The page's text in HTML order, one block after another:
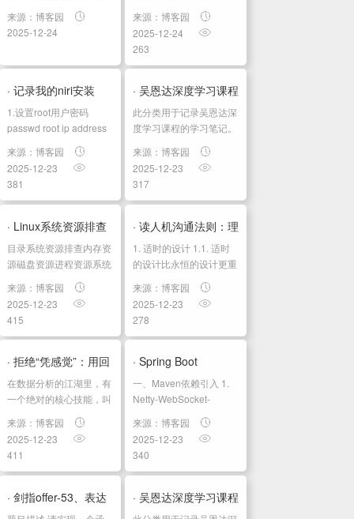
debug...
然钉钉一响，测试发来消
息："你那个接口报错
了"。打开日志一看，
话，MyBatis这玩意儿平
时挺好用的，但有时候报
来源：博客园
2025-12-24
字符
个只出现⼀次的字符。例
如，当从字符流中只读出
前两个字符" go "时，第
⼀个只出现⼀次的字符
是" g "。当从该字符流中
读出前六个字符“ google
来源：博客园
2025-12-24
263
· 记录我的niri安装
1.设置root用户密码
passwd root ip address
查看ip地址，远程连接 ip
端口为22。用户：root，
密码：root 2. 禁用
reflector 服务 2020 ...
来源：博客园
2025-12-23
381
· 吴恩达深度学习课程
四：计算机视觉 第三
周：检测算...
此分类用于记录吴恩达深
度学习课程的学习笔记。
课程相关信息链接如下：
原课程视频链接：[双语
字幕]吴恩达深度学习
deeplearning.ai github
课程资料，含课件与笔
记:吴恩达深度学习教...
来源：博客园
2025-12-23
317
· Linux系统资源排查
以及修改限制
目录系统资源排查内存资
源磁盘资源进程资源系统
资源限制Cgroup级别系
统级别修
改/etc/sysctl.conf用户级
别 系统资源排查 内存资
源 最常用的内存查看命
令 free -h ...
来源：博客园
2025-12-23
415
· 读人机沟通法则：理
解数字世界的设计与
形成04机器是...
1. 适时的设计 1.1. 适时
的设计比永恒的设计更重
要 1.2. Scrum 1.2.1. 发布
一个不完整但会进行多次
迭代的产品，而非试图交
付一个完整的...
来源：博客园
2025-12-23
278
· 拒绝“凭感觉”：用回
归分析看透数据背后
的秘密
在数据分析的江湖里，有
一个绝对的核心技能，叫
（Regression
Analysis）。 无论你是刚
入行的新手，还是想要进
阶的老手，掌握它，你就
拥有了预测未来的“水晶
来源：博客园
2025-12-23
411
· Spring Boot
WebSocket方案终
极...
一、Maven依赖引入 1.
Netty-WebSocket-
Spring-Boot-Starter
org.yeauty...
来源：博客园
2025-12-23
340
· 剑指offer-53、表达
· 吴恩达深度学习课程